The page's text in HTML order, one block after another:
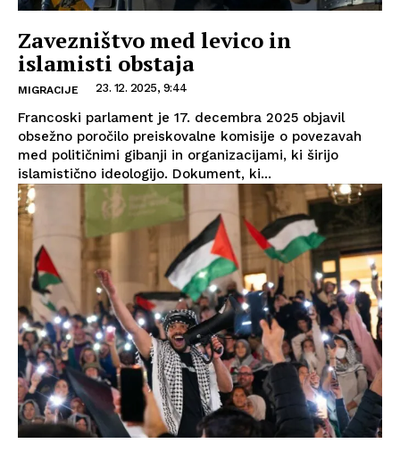
Zavezništvo med levico in
islamisti obstaja
MIGRACIJE 23. 12. 2025, 9:44
Francoski parlament je 17. decembra 2025 objavil
obsežno poročilo preiskovalne komisije o povezavah
med političnimi gibanji in organizacijami, ki širijo
islamistično ideologijo. Dokument, ki...